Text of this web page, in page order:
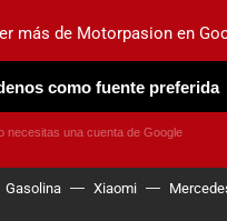
ELÉCTRICOS
Gasolina Xiaomi
más de Motorpasion en
como fuente preferida
necesitas una cuenta de Google